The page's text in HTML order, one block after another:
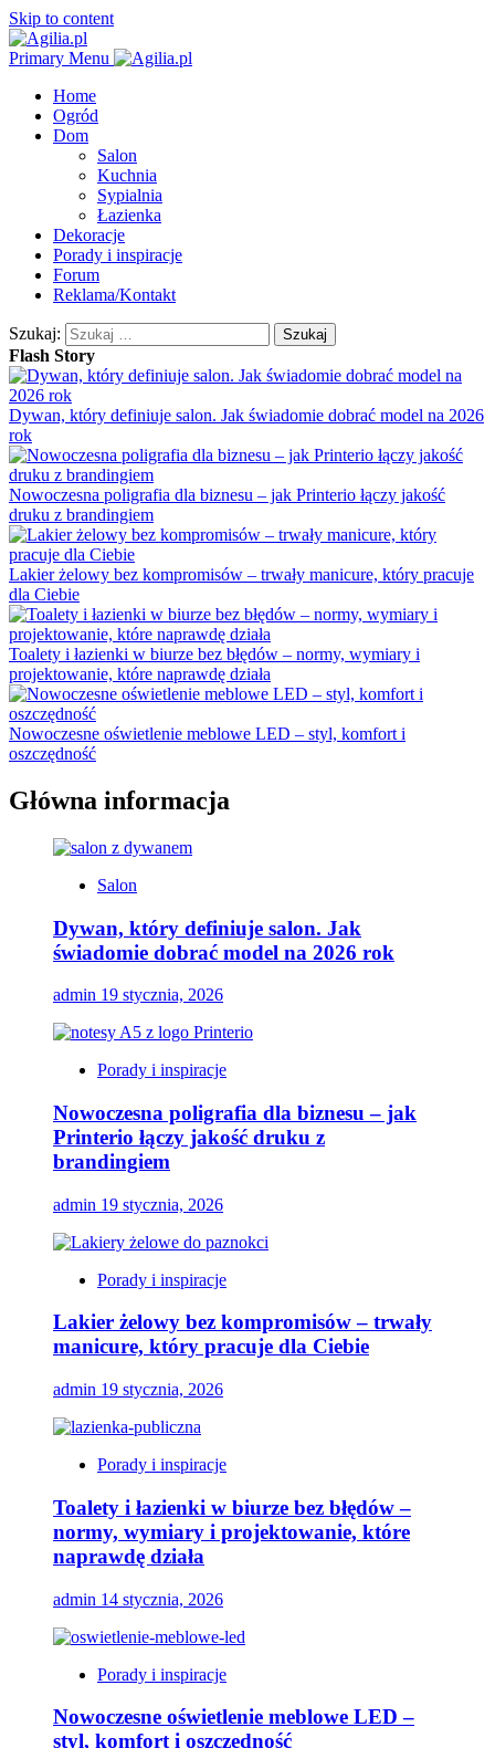
Skip to content
Primary Menu
Home
Ogród
Dom
Salon
Kuchnia
Sypialnia
Łazienka
Dekoracje
Porady i inspiracje
Forum
Reklama/Kontakt
Szukaj:
Flash Story
Dywan, który definiuje salon. Jak świadomie dobrać model na 2026
rok
Nowoczesna poligrafia dla biznesu – jak Printerio łączy jakość
druku z brandingiem
Lakier żelowy bez kompromisów – trwały manicure, który pracuje
dla Ciebie
Toalety i łazienki w biurze bez błędów – normy, wymiary i
projektowanie, które naprawdę działa
Nowoczesne oświetlenie meblowe LED – styl, komfort i
oszczędność
Główna informacja
Salon
Dywan, który definiuje salon. Jak
świadomie dobrać model na 2026 rok
admin 19 stycznia, 2026
Porady i inspiracje
Nowoczesna poligrafia dla biznesu – jak
Printerio łączy jakość druku z
brandingiem
admin 19 stycznia, 2026
Porady i inspiracje
Lakier żelowy bez kompromisów – trwały
manicure, który pracuje dla Ciebie
admin 19 stycznia, 2026
Porady i inspiracje
Toalety i łazienki w biurze bez błędów –
normy, wymiary i projektowanie, które
naprawdę działa
admin 14 stycznia, 2026
Porady i inspiracje
Nowoczesne oświetlenie meblowe LED –
styl, komfort i oszczędność